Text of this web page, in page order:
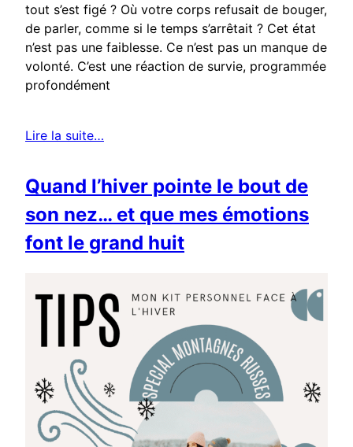
tout s’est figé ? Où votre corps refusait de bouger,
de parler, comme si le temps s’arrêtait ? Cet état
n’est pas une faiblesse. Ce n’est pas un manque de
volonté. C’est une réaction de survie, programmée
profondément
Lire la suite…
Quand l’hiver pointe le bout de
son nez… et que mes émotions
font le grand huit